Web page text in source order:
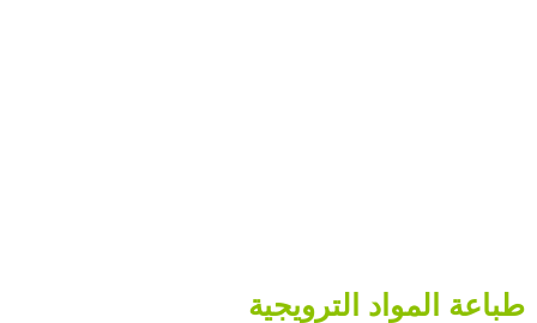
طباعة المواد الترويجية